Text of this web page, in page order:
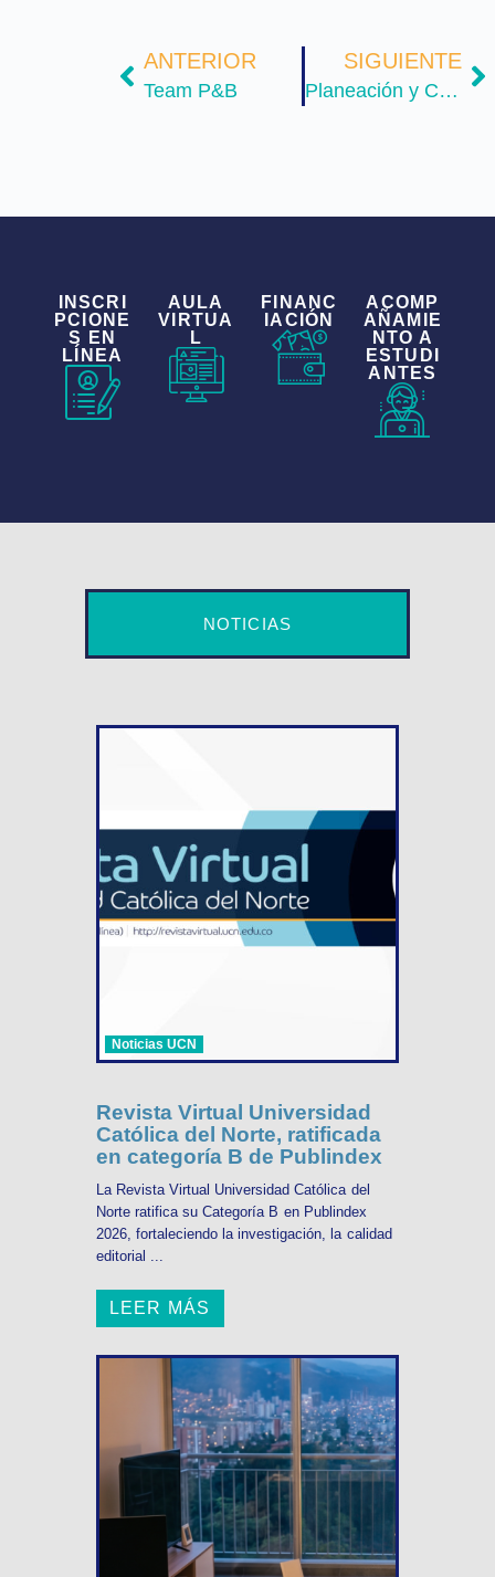
ANTERIOR
Team P&B
SIGUIENTE
Planeación y Calidad
INSCRI
PCIONE
S EN
LÍNEA
AULA
VIRTUA
L
FINANC
IACIÓN
ACOMP
AÑAMIE
NTO A
ESTUDI
ANTES
NOTICIAS
Noticias UCN
Revista Virtual Universidad
Católica del Norte, ratificada
en categoría B de Publindex
La Revista Virtual Universidad Católica del
Norte ratifica su Categoría B en Publindex
2026, fortaleciendo la investigación, la calidad
editorial ...
LEER MÁS